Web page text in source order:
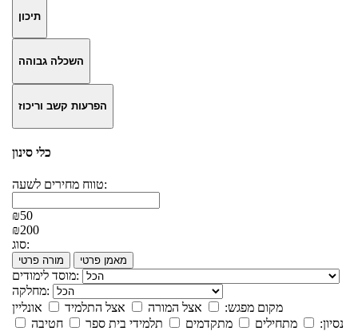
תיכון
השכלה גבוהה
הפרעות קשב וריכוז
כלי סינון
טווח מחירים לשעה:
₪50
₪200
סוג:
מורה פרטי מאמן פרטי
מוסד לימודים:
מחלקה:
מקום מפגש:
אצל המורה אצל התלמיד
אונליין
נסיון:
מתחילים מתקדמים תלמידי בית ספר
חטיבה